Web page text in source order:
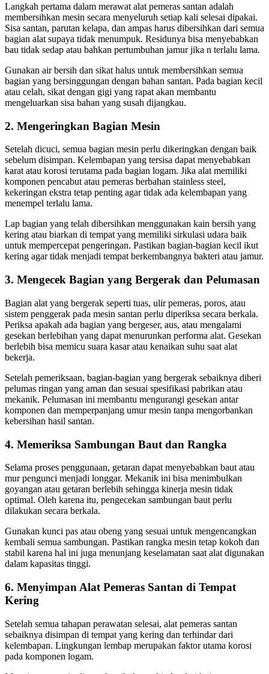
Langkah pertama dalam merawat alat pemeras santan adalah
membersihkan mesin secara menyeluruh setiap kali selesai dipakai.
Sisa santan, parutan kelapa, dan ampas harus dibersihkan dari semua
bagian alat supaya tidak menumpuk. Residunya bisa menyebabkan
bau tidak sedap atau bahkan pertumbuhan jamur jika n terlalu lama.
Gunakan air bersih dan sikat halus untuk membersihkan semua
bagian yang bersinggungan dengan bahan santan. Pada bagian kecil
atau celah, sikat dengan gigi yang rapat akan membantu
mengeluarkan sisa bahan yang susah dijangkau.
2. Mengeringkan Bagian Mesin
Setelah dicuci, semua bagian mesin perlu dikeringkan dengan baik
sebelum disimpan. Kelembapan yang tersisa dapat menyebabkan
karat atau korosi terutama pada bagian logam. Jika alat memiliki
komponen pencabut atau pemeras berbahan stainless steel,
kekeringan ekstra tetap penting agar tidak ada kelembapan yang
menempel terlalu lama.
Lap bagian yang telah dibersihkan menggunakan kain bersih yang
kering atau biarkan di tempat yang memiliki sirkulasi udara baik
untuk mempercepat pengeringan. Pastikan bagian-bagian kecil ikut
kering agar tidak menjadi tempat berkembangnya bakteri atau jamur.
3. Mengecek Bagian yang Bergerak dan Pelumasan
Bagian alat yang bergerak seperti tuas, ulir pemeras, poros, atau
sistem penggerak pada mesin santan perlu diperiksa secara berkala.
Periksa apakah ada bagian yang bergeser, aus, atau mengalami
gesekan berlebihan yang dapat menurunkan performa alat. Gesekan
berlebih bisa memicu suara kasar atau kenaikan suhu saat alat
bekerja.
Setelah pemeriksaan, bagian-bagian yang bergerak sebaiknya diberi
pelumas ringan yang aman dan sesuai spesifikasi pabrikan atau
mekanik. Pelumasan ini membantu mengurangi gesekan antar
komponen dan memperpanjang umur mesin tanpa mengorbankan
kebersihan hasil santan.
4. Memeriksa Sambungan Baut dan Rangka
Selama proses penggunaan, getaran dapat menyebabkan baut atau
mur pengunci menjadi longgar. Mekanik ini bisa menimbulkan
goyangan atau getaran berlebih sehingga kinerja mesin tidak
optimal. Oleh karena itu, pengecekan sambungan baut perlu
dilakukan secara berkala.
Gunakan kunci pas atau obeng yang sesuai untuk mengencangkan
kembali semua sambungan. Pastikan rangka mesin tetap kokoh dan
stabil karena hal ini juga menunjang keselamatan saat alat digunakan
dalam kapasitas tinggi.
6. Menyimpan Alat Pemeras Santan di Tempat
Kering
Setelah semua tahapan perawatan selesai, alat pemeras santan
sebaiknya disimpan di tempat yang kering dan terhindar dari
kelembapan. Lingkungan lembap merupakan faktor utama korosi
pada komponen logam.